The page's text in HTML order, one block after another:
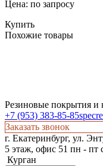
Цена: по запросу
Купить
Похожие товары
Резиновые покрытия и
+7 (953) 383-85-85
Заказать звонок
г. Екатеринбург, ул.
5 этаж, офис 51 пн - пт
Курган